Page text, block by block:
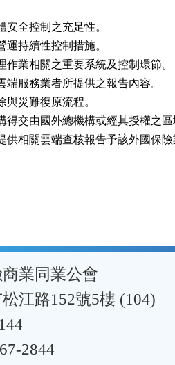
安全控制之充足性。
運持續性控制措施。
作業相關之重要系統及控制環節。
端服務業者所提供之報告內容。
與災難復原流程。
得交由國外總機構或經其授權之
供相關雲端查核報告予該外國保
業同業公會
江路152號5樓 (104)
2844